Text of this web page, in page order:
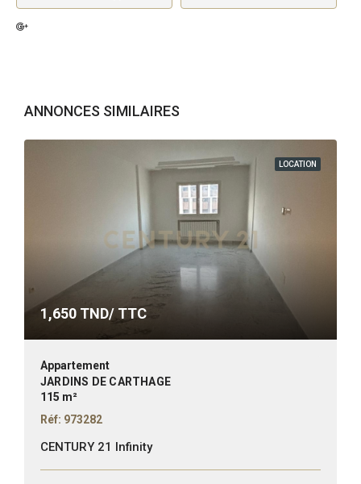
ANNONCES SIMILAIRES
LOCATION
1,650 TND/ TTC
Appartement
JARDINS DE CARTHAGE
115 m²
Réf: 973282
CENTURY 21 Infinity